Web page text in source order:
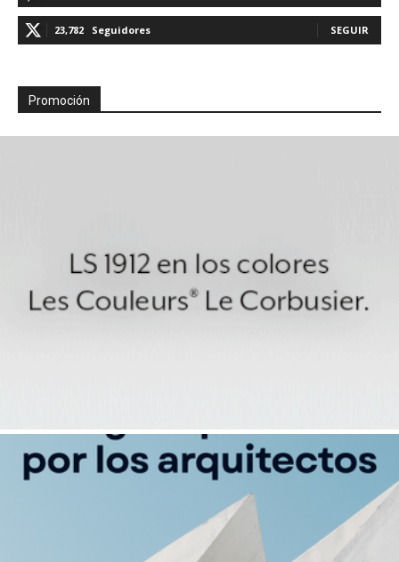
23,782 Seguidores SEGUIR
Promoción